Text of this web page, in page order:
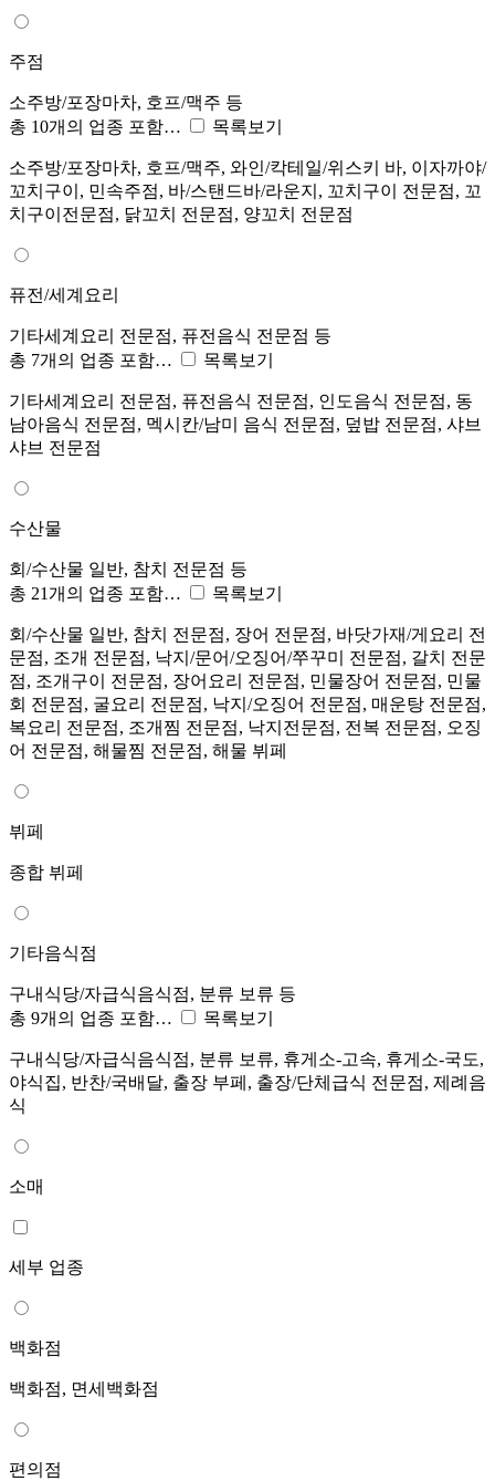
주점
소주방/포장마차, 호프/맥주 등
총 10개의 업종 포함…
목록보기
소주방/포장마차, 호프/맥주, 와인/칵테일/위스키 바, 이자까야/
꼬치구이, 민속주점, 바/스탠드바/라운지, 꼬치구이 전문점, 꼬
치구이전문점, 닭꼬치 전문점, 양꼬치 전문점
퓨전/세계요리
기타세계요리 전문점, 퓨전음식 전문점 등
총 7개의 업종 포함…
목록보기
기타세계요리 전문점, 퓨전음식 전문점, 인도음식 전문점, 동
남아음식 전문점, 멕시칸/남미 음식 전문점, 덮밥 전문점, 샤브
샤브 전문점
수산물
회/수산물 일반, 참치 전문점 등
총 21개의 업종 포함…
목록보기
회/수산물 일반, 참치 전문점, 장어 전문점, 바닷가재/게요리 전
문점, 조개 전문점, 낙지/문어/오징어/쭈꾸미 전문점, 갈치 전문
점, 조개구이 전문점, 장어요리 전문점, 민물장어 전문점, 민물
회 전문점, 굴요리 전문점, 낙지/오징어 전문점, 매운탕 전문점,
복요리 전문점, 조개찜 전문점, 낙지전문점, 전복 전문점, 오징
어 전문점, 해물찜 전문점, 해물 뷔페
뷔페
종합 뷔페
기타음식점
구내식당/자급식음식점, 분류 보류 등
총 9개의 업종 포함…
목록보기
구내식당/자급식음식점, 분류 보류, 휴게소-고속, 휴게소-국도,
야식집, 반찬/국배달, 출장 부페, 출장/단체급식 전문점, 제례음
식
소매
세부 업종
백화점
백화점, 면세백화점
편의점